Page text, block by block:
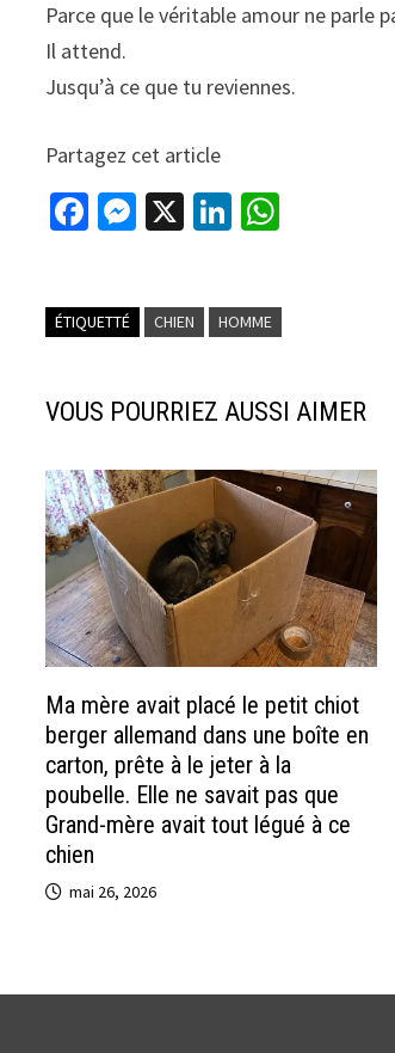
Parce que le véritable amour ne parle
Il attend.
Jusqu’à ce que tu reviennes.
Partagez cet article
Fa
o
k
M
n
r
X
Li
dI sA
p
ÉTIQUETTÉ CHIEN HOMME
VOUS POURRIEZ AUSSI AIMER
Ma mère avait placé le petit chiot
berger allemand dans une boîte en
carton, prête à le jeter à la
poubelle. Elle ne savait pas que
Grand-mère avait tout légué à ce
chien
mai 26, 2026